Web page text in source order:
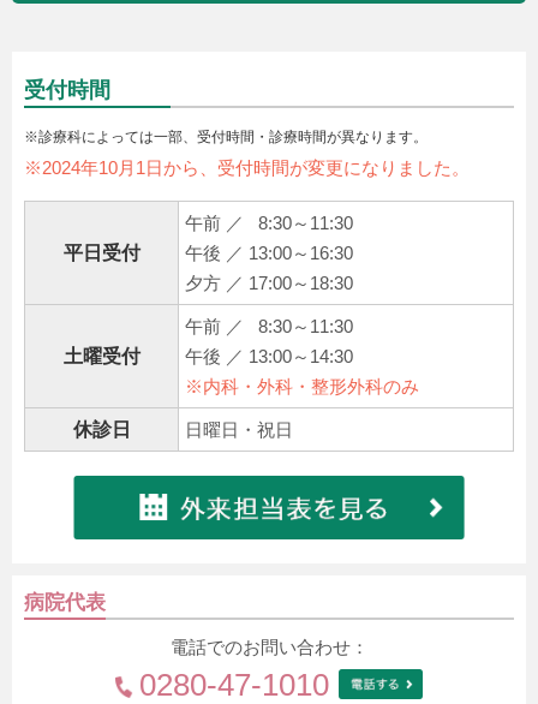
受付時間
※診療科によっては一部、受付時間・診療時間が異なります。
※2024年10月1日から、受付時間が変更になりました。
平日受付
午前 ／ 8:30～11:30
午後 ／ 13:00～16:30
夕方 ／ 17:00～18:30
土曜受付
午前 ／ 8:30～11:30
午後 ／ 13:00～14:30
※内科・外科・整形外科のみ
休診日 日曜日・祝日
病院代表
電話でのお問い合わせ：
0280-47-1010